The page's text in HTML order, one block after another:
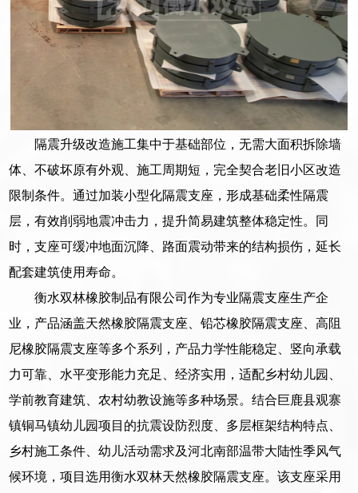
隔震升级改造施工集中于基础部位，无需大面积拆除墙
体、不破坏原有外观、施工周期短，完全契合老旧小区改造
限制条件。通过加装小型化隔震支座，形成基础柔性隔震
层，有效削弱地震冲击力，提升简易建筑整体稳定性。同
时，支座可缓冲地面沉降、路面震动带来的结构损伤，延长
配套建筑使用寿命。
衡水双林橡胶制品有限公司作为专业隔震支座生产企
业，产品涵盖天然橡胶隔震支座、铅芯橡胶隔震支座、高阻
尼橡胶隔震支座等多个系列，产品力学性能稳定、竖向承载
力可靠、水平变形能力充足、经济实用，适配乡村幼儿园、
学前教育建筑、农村幼教设施等多种场景。结合巨鹿县观寨
镇铜马镇幼儿园项目的抗震设防烈度、多层框架结构特点、
乡村施工条件、幼儿活动需求及河北南部温带大陆性季风气
候环境，项目选用衡水双林天然橡胶隔震支座。该支座采用